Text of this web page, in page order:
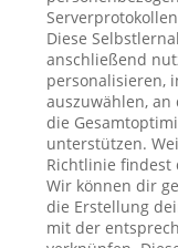
Diese
anschließend
personalisieren,
auszuwählen,
die
unterstützen.
Richtlinie findest
Wir können dir
die Erstellung
mit der